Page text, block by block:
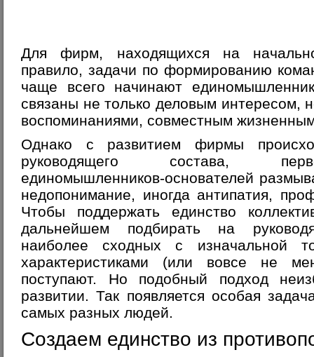
Для фирм, находящихся на
правило, задачи по формированию
чаще всего начинают
связаны не только деловым интересом,
воспоминаниями, совместным
Однако с развитием фирмы
руководящего состава,
единомышленников-основателей
недопонимание, иногда антипатия,
Чтобы поддержать единство
дальнейшем подбирать на
наиболее сходных с изначальной
характеристиками (или вовсе не
поступают. Но подобный подход
развитии. Так появляется особая
самых разных людей.
Создаем единство из